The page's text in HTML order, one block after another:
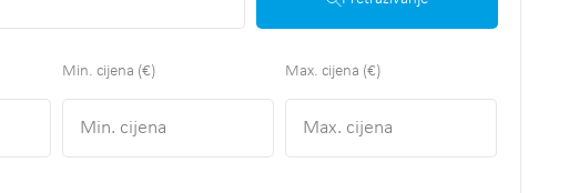
Min. cijena (€) Max. cijena (€)